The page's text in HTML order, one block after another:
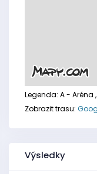
Legenda: A - Aréna
Zobrazit trasu:
Výsledky